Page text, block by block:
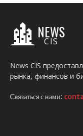
NEWS
CIS
News CIS
рынка, финансов и
Связаться с нами: